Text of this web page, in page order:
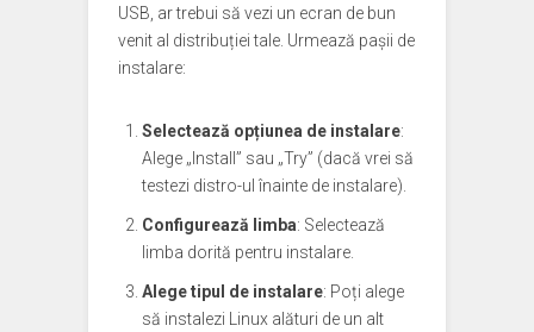
USB, ar trebui să vezi un ecran de bun
venit al distribuției tale. Urmează pașii de
instalare:
Selectează opțiunea de instalare:
Alege „Install” sau „Try” (dacă vrei să
testezi distro-ul înainte de instalare).
Configurează limba: Selectează
limba dorită pentru instalare.
Alege tipul de instalare: Poți alege
să instalezi Linux alături de un alt